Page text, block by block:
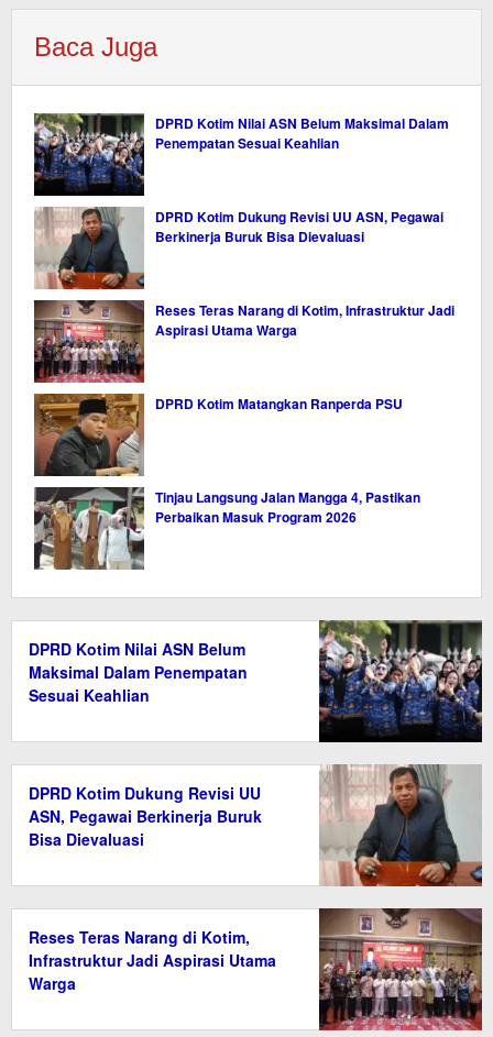
Baca Juga
DPRD Kotim Nilai ASN Belum Maksimal Dalam
Penempatan Sesuai Keahlian
DPRD Kotim Dukung Revisi UU ASN, Pegawai
Berkinerja Buruk Bisa Dievaluasi
Reses Teras Narang di Kotim, Infrastruktur Jadi
Aspirasi Utama Warga
DPRD Kotim Matangkan Ranperda PSU
Tinjau Langsung Jalan Mangga 4, Pastikan
Perbaikan Masuk Program 2026
DPRD Kotim Nilai ASN Belum
Maksimal Dalam Penempatan
Sesuai Keahlian
DPRD Kotim Dukung Revisi UU
ASN, Pegawai Berkinerja Buruk
Bisa Dievaluasi
Reses Teras Narang di Kotim,
Infrastruktur Jadi Aspirasi Utama
Warga